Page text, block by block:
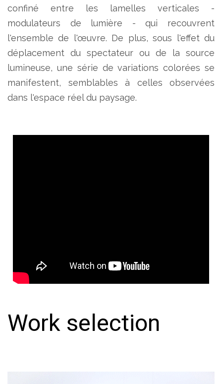
confiné entre les lamelles verticales -
modulateurs de lumière - qui recouvrent
l'ensemble de l'œuvre. De plus, sous l'effet du
déplacement du spectateur ou de la source
lumineuse, une série de variations colorées se
manifestent, semblables à celles observées
dans l'espace réel du paysage.
Work selection